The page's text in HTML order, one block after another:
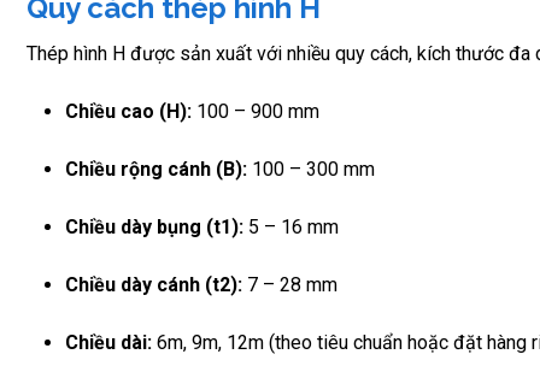
Quy cách thép hình H
Thép hình H được sản xuất với nhiều quy cách, kích thước
Chiều cao (H): 100 – 900 mm
Chiều rộng cánh (B): 100 – 300 mm
Chiều dày bụng (t1): 5 – 16 mm
Chiều dày cánh (t2): 7 – 28 mm
Chiều dài: 6m, 9m, 12m (theo tiêu chuẩn hoặc đặt hàng